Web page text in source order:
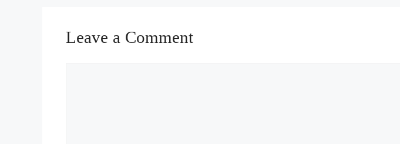
Leave a Comment